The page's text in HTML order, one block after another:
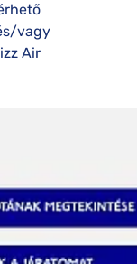
vagy
Air